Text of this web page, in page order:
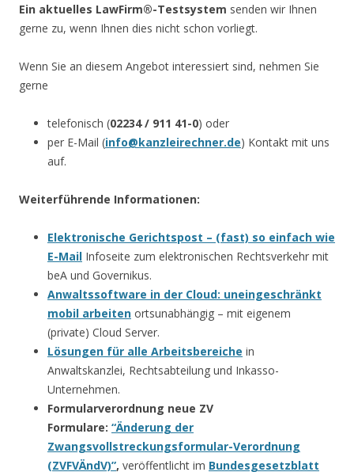
Ein aktuelles LawFirm®-Testsystem senden wir Ihnen
gerne zu, wenn Ihnen dies nicht schon vorliegt.
Wenn Sie an diesem Angebot interessiert sind, nehmen Sie
gerne
telefonisch (02234 / 911 41-0) oder
per E-Mail (info@kanzleirechner.de) Kontakt mit uns
auf.
Weiterführende Informationen:
Elektronische Gerichtspost – (fast) so einfach wie
E-Mail Infoseite zum elektronischen Rechtsverkehr mit
beA und Governikus.
Anwaltssoftware in der Cloud: uneingeschränkt
mobil arbeiten ortsunabhängig – mit eigenem
(private) Cloud Server.
Lösungen für alle Arbeitsbereiche in
Anwaltskanzlei, Rechtsabteilung und Inkasso-
Unternehmen.
Formularverordnung neue ZV
Formulare: “Änderung der
Zwangsvollstreckungsformular-Verordnung
(ZVFVÄndV)”, veröffentlicht im Bundesgesetzblatt